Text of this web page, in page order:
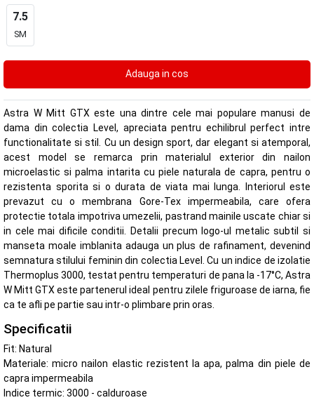
7.5
SM
Astra W Mitt GTX este una dintre cele mai populare manusi de
dama din colectia Level, apreciata pentru echilibrul perfect intre
functionalitate si stil. Cu un design sport, dar elegant si atemporal,
acest model se remarca prin materialul exterior din nailon
microelastic si palma intarita cu piele naturala de capra, pentru o
rezistenta sporita si o durata de viata mai lunga. Interiorul este
prevazut cu o membrana Gore-Tex impermeabila, care ofera
protectie totala impotriva umezelii, pastrand mainile uscate chiar si
in cele mai dificile conditii. Detalii precum logo-ul metalic subtil si
manseta moale imblanita adauga un plus de rafinament, devenind
semnatura stilului feminin din colectia Level. Cu un indice de izolatie
Thermoplus 3000, testat pentru temperaturi de pana la -17°C, Astra
W Mitt GTX este partenerul ideal pentru zilele friguroase de iarna, fie
ca te afli pe partie sau intr-o plimbare prin oras.
Specificatii
Fit: Natural
Materiale: micro nailon elastic rezistent la apa, palma din piele de
capra impermeabila
Indice termic: 3000 - calduroase